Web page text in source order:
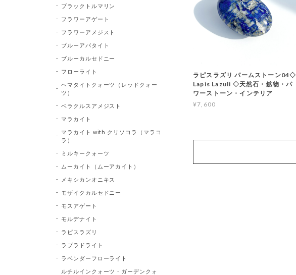
ラピスラズリ パームストーン04◇
Lapis Lazuli ◇天然石・鉱物・パ
ワーストーン・インテリア
¥7,600
ブラックトルマリン
フラワーアゲート
フラワーアメジスト
ブルーアパタイト
ブルーカルセドニー
フローライト
ヘマタイトクォーツ（レッドクォー
ツ）
ベラクルスアメジスト
マラカイト
マラカイト with クリソコラ（マラコ
ラ）
ミルキークォーツ
ムーカイト（ムーアカイト）
メキシカンオニキス
モザイクカルセドニー
モスアゲート
モルデナイト
ラピスラズリ
ラブラドライト
ラベンダーフローライト
ルチルインクォーツ・ガーデンクォ